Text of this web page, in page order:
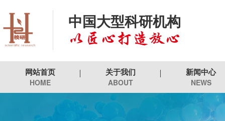
中国大型科研机构
网站首页
HOME
关于我们
ABOUT
新闻中心
NEWS